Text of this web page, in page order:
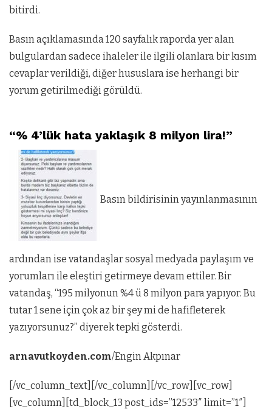
bitirdi.
Basın açıklamasında 120 sayfalık raporda yer alan
bulgulardan sadece ihaleler ile ilgili olanlara bir kısım
cevaplar verildiği, diğer hususlara ise herhangi bir
yorum getirilmediği görüldü.
“% 4’lük hata yaklaşık 8 milyon lira!”
Basın bildirisinin yayınlanmasının
ardından ise vatandaşlar sosyal medyada paylaşım ve
yorumları ile eleştiri getirmeye devam ettiler. Bir
vatandaş, “195 milyonun %4 ü 8 milyon para yapıyor. Bu
tutar 1 sene için çok az bir şey mi de hafifleterek
yazıyorsunuz?” diyerek tepki gösterdi.
arnavutkoyden.com/Engin Akpınar
[/vc_column_text][/vc_column][/vc_row][vc_row]
[vc_column][td_block_13 post_ids=”12533″ limit=”1″]